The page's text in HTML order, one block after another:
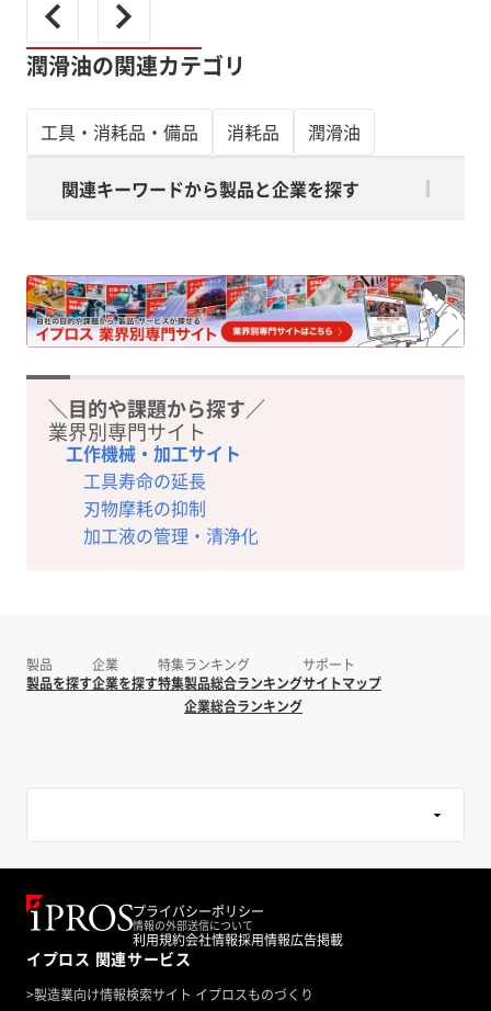
潤滑油の関連カテゴリ
工具・消耗品・備品 消耗品 潤滑油
関連キーワードから製品と企業を探す
＼目的や課題から探す／
業界別専門サイト
工作機械・加工サイト
工具寿命の延長
刃物摩耗の抑制
加工液の管理・清浄化
製品
製品を探す
企業
企業を探す
特集
特集
ランキング
製品総合ランキング
企業総合ランキング
サポート
サイトマップ
プライバシーポリシー
情報の外部送信について
利用規約会社情報採用情報広告掲載
イプロス 関連サービス
>製造業向け情報検索サイト イプロスものづくり